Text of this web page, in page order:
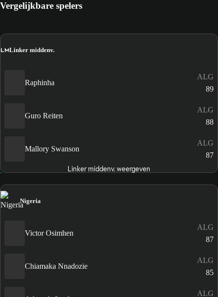
Vergelijkbare spelers
LMLinker middenv.
Raphinha
ALG
89
Guro Reiten
ALG
88
Mallory Swanson
ALG
87
Linker middenv. weergeven
Nigeria
Victor Osimhen
ALG
87
Chiamaka Nnadozie
ALG
85
ALG